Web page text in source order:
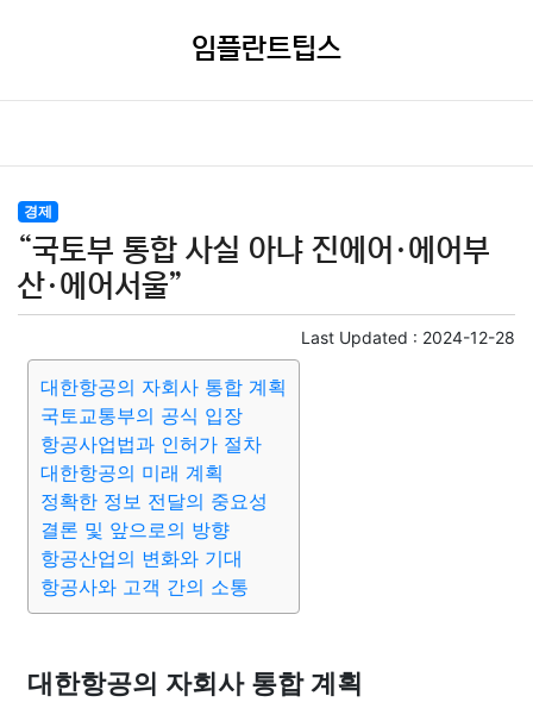
임플란트팁스
경제
“국토부 통합 사실 아냐 진에어·에어부
산·에어서울”
Last Updated : 2024-12-28
대한항공의 자회사 통합 계획
국토교통부의 공식 입장
항공사업법과 인허가 절차
대한항공의 미래 계획
정확한 정보 전달의 중요성
결론 및 앞으로의 방향
항공산업의 변화와 기대
항공사와 고객 간의 소통
대한항공의 자회사 통합 계획